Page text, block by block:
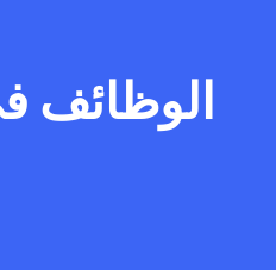
الوظائف